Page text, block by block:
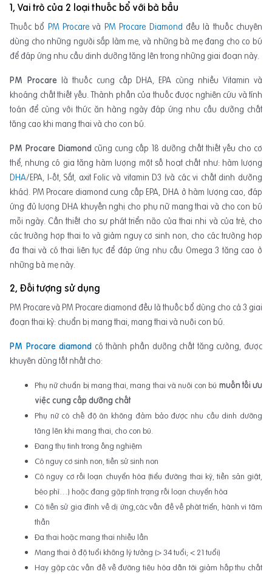
1, Vai trò của 2 loại thuốc bổ với bà bầu
Thuốc bổ PM Procare và PM Procare Diamond đều là thuốc chuyên
dùng cho những người sắp làm mẹ, và những bà mẹ đang cho co bú
để đáp ứng nhu cầu dinh dưỡng tăng lên trong những giai đoạn này.
PM Procare là thuốc cung cấp DHA, EPA cùng nhiều Vitamin và
khoáng chất thiết yếu. Thành phần của thuốc được nghiên cứu và tính
toán để cùng với thức ăn hàng ngày đáp ứng nhu cầu dưỡng chất
tăng cao khi mang thai và cho con bú.
PM Procare Diamond cũng cung cấp 18 dưỡng chất thiết yếu cho cơ
thể, nhưng có gia tăng hàm lượng một số hoạt chất như: hàm lượng
DHA/EPA, I-ốt, Sắt, axit Folic và vitamin D3 (và các vi chất dinh dưỡng
khác). PM Procare diamond cung cấp EPA, DHA ở hàm lượng cao, đáp
ứng đủ lượng DHA khuyến nghị cho phụ nữ mang thai và cho con bú
mỗi ngày. Cần thiết cho sự phát triển não của thai nhi và của trẻ, cho
các trường hợp thai to và giảm nguy cơ sinh non, cho các trường hợp
đa thai và có thai liên tục để đáp ứng nhu cầu Omega 3 tăng cao ở
những bà mẹ này.
2, Đối tượng sử dụng
PM Procare và PM Procare diamond đều là thuốc bổ dùng cho cả 3 giai
đoạn thai kỳ: chuẩn bị mang thai, mang thai và nuôi con bú.
PM Procare diamond có thành phần dưỡng chất tăng cường, được
khuyên dùng tốt nhất cho:
Phụ nữ chuẩn bị mang thai, mang thai và nuôi con bú muốn tối ưu
việc cung cấp dưỡng chất
Phụ nữ có chế độ ăn không đảm bảo được nhu cầu dinh dưỡng
tăng lên khi mang thai, cho con bú.
Đang thụ tinh trong ống nghiệm
Có nguy cơ sinh non, tiền sử sinh non
Có nguy cơ rối loạn chuyển hóa (tiểu đường thai kỳ, tiền sản giật,
béo phì…) hoặc đang gặp tình trạng rối loạn chuyển hóa
Có tiền sử gia đình về dị ứng,các vấn đề về phát triển, hành vi tâm
thần
Đa thai hoặc mang thai nhiều lần
Mang thai ở độ tuổi không lý tưởng (> 34 tuổi; < 21 tuổi)
Hay gặp các vấn đề về đường tiêu hóa dẫn tới giảm hấp thu chất